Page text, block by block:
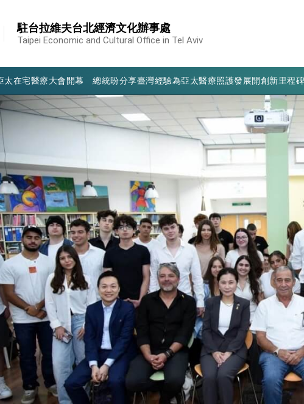
駐台拉維夫台北經濟文化辦事處
Taipei Economic and Cultural Office in Tel Aviv
將在美國亞利桑納州設立「駐鳳凰城辦事處」，進一步深化台美交流合作
布WHA文宣影片「台灣醫療點亮世界」及「台灣智慧醫療與健康產業展」預
史瓦帝尼返國談話 強調臺灣人有權利走向世界 盼與理念相近國家共同維護
世界 賴總統抵達史瓦帝尼王國進行國是訪問
院院長新春茶敘 盼化分歧為團結、為國家邁出合作第一步
春節談話
協議完成簽署達成6大目標、創5大歷史性突破 總統強調將以3大面向加速
「對等貿易協定」確立對等關稅15%且不疊加 我輸美2072項產品豁免對等關
「法新社」（AFP）專訪內容
林佳龍於《外交事務》撰文指出：自由世界 需要台灣，團結合作方能守護繁
「台美經濟繁榮夥伴對話」記者會 說明臺美合作三大戰略方向 盼與民主
林佳龍接受印尼「時代雜誌」專訪，闡述印太安全局勢，籲深化台印尼半導
林佳龍午宴歡迎美國聯邦參議員蓋耶哥訪問團
林佳龍接見美國智庫「德國馬歇爾基金會」訪問團一行，深化跨大西洋戰略